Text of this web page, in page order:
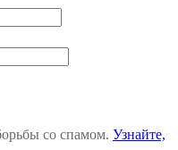
со спамом. Узнайте,